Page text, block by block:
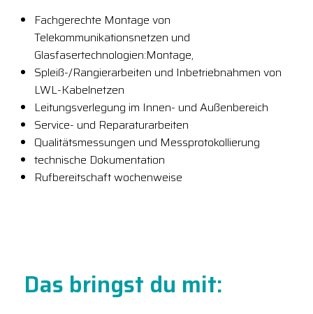
Fachgerechte Montage von
Telekommunikationsnetzen und
Glasfasertechnologien:Montage,
Spleiß-/Rangierarbeiten und Inbetriebnahmen von
LWL-Kabelnetzen
Leitungsverlegung im Innen- und Außenbereich
Service- und Reparaturarbeiten
Qualitätsmessungen und Messprotokollierung
technische Dokumentation
Rufbereitschaft wochenweise
Das bringst du mit: